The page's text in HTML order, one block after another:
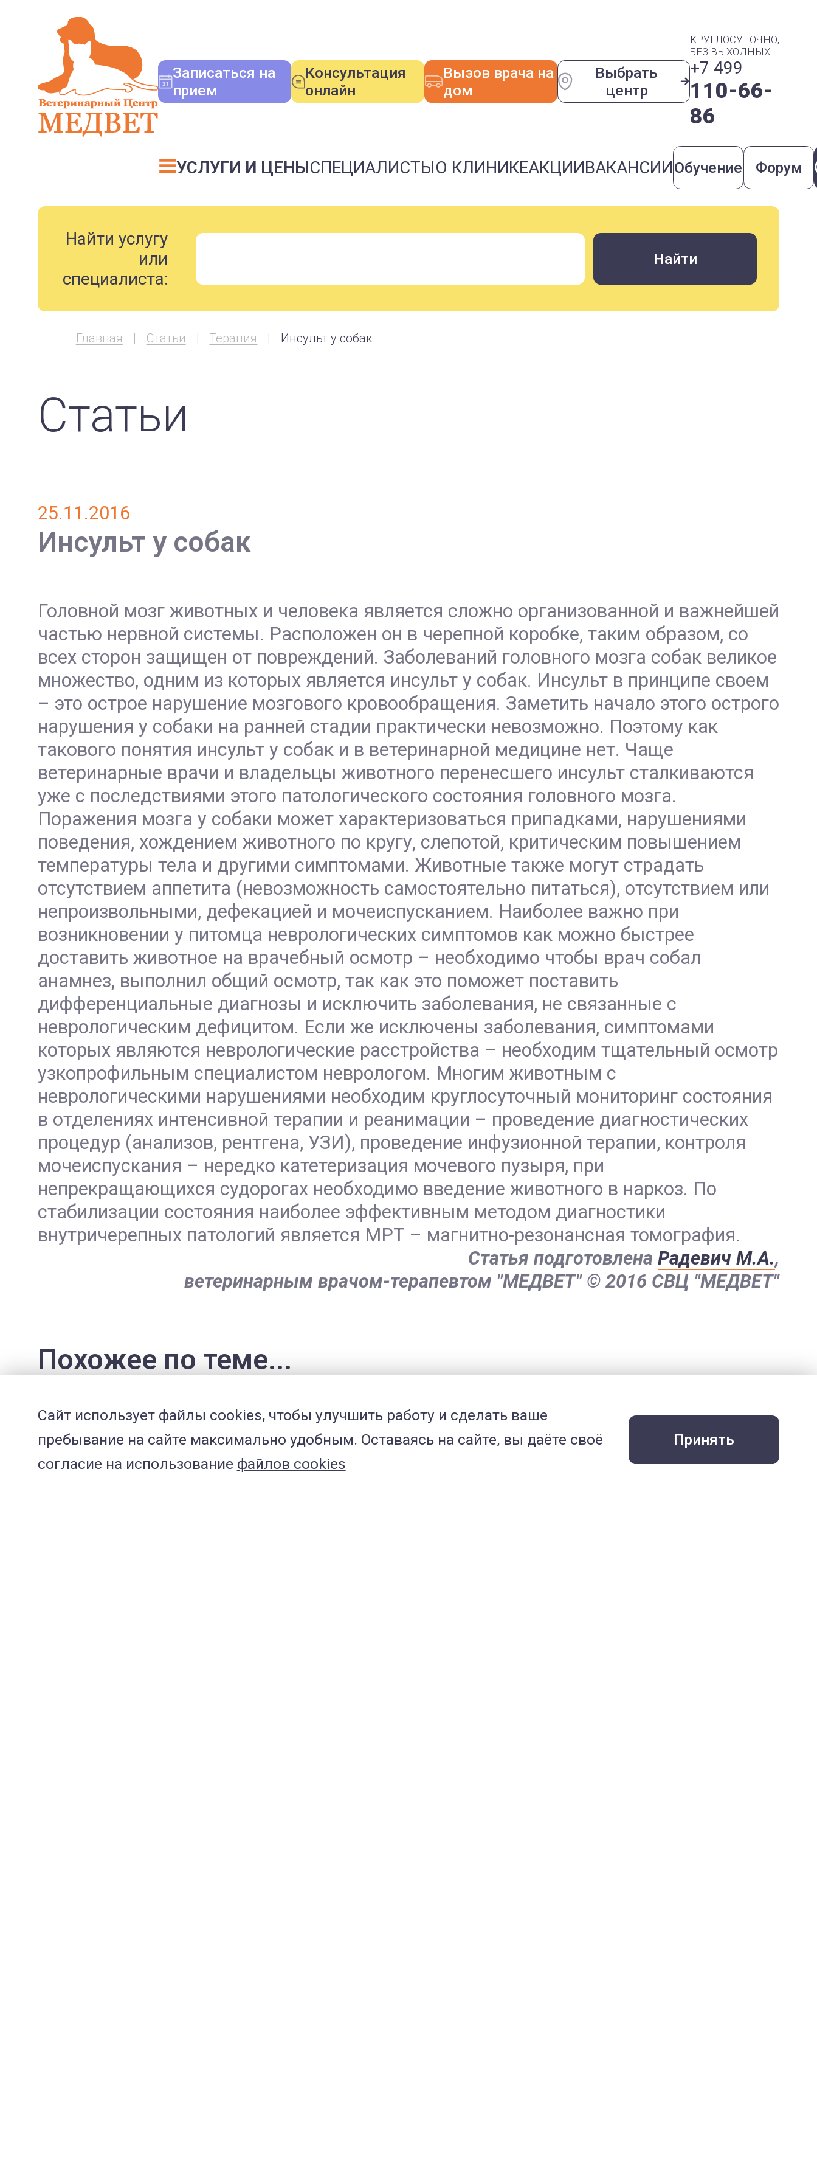
Записаться на
прием
Консультация
онлайн
Вызов врача на
дом
Выбрать
центр
КРУГЛОСУТОЧНО,
БЕЗ ВЫХОДНЫХ
+7 499
110-66-
86
УСЛУГИ И ЦЕНЫСПЕЦИАЛИСТЫО КЛИНИКЕАКЦИИВАКАНСИИОбучение Форум
Найти услугу
или
специалиста:
Главная Статьи Терапия Инсульт у собак
Статьи
25.11.2016
Инсульт у собак
Головной мозг животных и человека является сложно организованной и важнейшей
частью нервной системы. Расположен он в черепной коробке, таким образом, со
всех сторон защищен от повреждений. Заболеваний головного мозга собак великое
множество, одним из которых является инсульт у собак. Инсульт в принципе своем
– это острое нарушение мозгового кровообращения. Заметить начало этого острого
нарушения у собаки на ранней стадии практически невозможно. Поэтому как
такового понятия инсульт у собак и в ветеринарной медицине нет. Чаще
ветеринарные врачи и владельцы животного перенесшего инсульт сталкиваются
уже с последствиями этого патологического состояния головного мозга.
Поражения мозга у собаки может характеризоваться припадками, нарушениями
поведения, хождением животного по кругу, слепотой, критическим повышением
температуры тела и другими симптомами. Животные также могут страдать
отсутствием аппетита (невозможность самостоятельно питаться), отсутствием или
непроизвольными, дефекацией и мочеиспусканием. Наиболее важно при
возникновении у питомца неврологических симптомов как можно быстрее
доставить животное на врачебный осмотр – необходимо чтобы врач собал
анамнез, выполнил общий осмотр, так как это поможет поставить
дифференциальные диагнозы и исключить заболевания, не связанные с
неврологическим дефицитом. Если же исключены заболевания, симптомами
которых являются неврологические расстройства – необходим тщательный осмотр
узкопрофильным специалистом неврологом. Многим животным с
неврологическими нарушениями необходим круглосуточный мониторинг состояния
в отделениях интенсивной терапии и реанимации – проведение диагностических
процедур (анализов, рентгена, УЗИ), проведение инфузионной терапии, контроля
мочеиспускания – нередко катетеризация мочевого пузыря, при
непрекращающихся судорогах необходимо введение животного в наркоз. По
стабилизации состояния наиболее эффективным методом диагностики
внутричерепных патологий является МРТ – магнитно-резонансная томография.
Статья подготовленаРадевич М.А.,
ветеринарным врачом-терапевтом "МЕДВЕТ" © 2016 СВЦ "МЕДВЕТ"
Похожее по теме...
Коронавирусная инфекция кошек (сокращенно FCoV)
Рвота и понос у кошек и собак
Сайт использует файлы cookies, чтобы улучшить работу и сделать ваше
пребывание на сайте максимально удобным. Оставаясь на сайте, вы даёте своё
согласие на использование файлов cookies
Принять